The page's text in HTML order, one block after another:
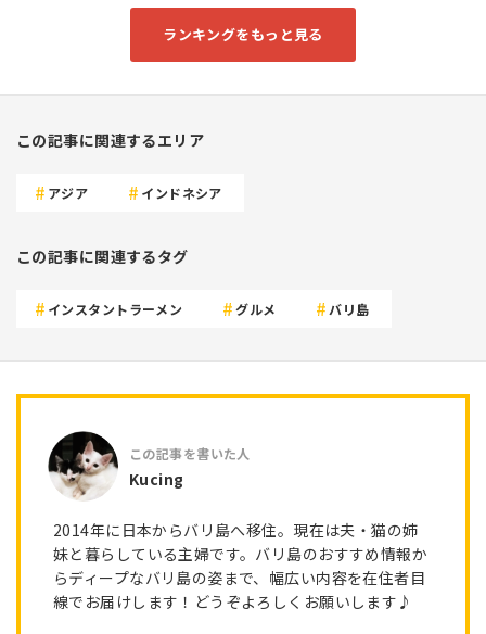
ランキングをもっと見る
この記事に関連するエリア
アジア インドネシア
この記事に関連するタグ
インスタントラーメン グルメ バリ島
Kucing
2014年に日本からバリ島へ移住。現在は夫・猫の姉
妹と暮らしている主婦です。バリ島のおすすめ情報か
らディープなバリ島の姿まで、幅広い内容を在住者目
線でお届けします！どうぞよろしくお願いします♪